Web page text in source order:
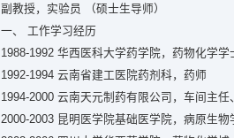
副教授，实验员 （硕士生导师）
一、 工作学习经历
1988-1992 华西医科大学药学院，药物化学学
1992-1994 云南省建工医院药剂科，药师
1994-2000 云南天元制药有限公司，车间主
2000-2003 昆明医学院基础医学院，病原生物